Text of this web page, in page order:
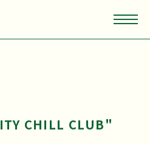
CHILL CLUB"